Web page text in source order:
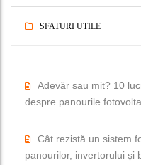
SFATURI UTILE
Adevăr sau mit? 10
despre panourile
Cât rezistă un sistem
panourilor, invertorului și